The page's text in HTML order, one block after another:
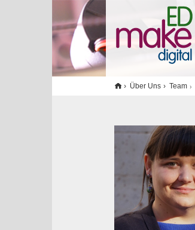
Über Uns Team